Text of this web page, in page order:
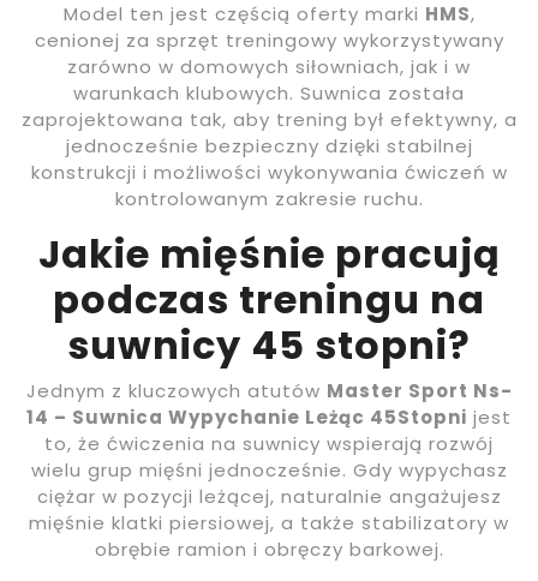
Model ten jest częścią oferty marki HMS,
cenionej za sprzęt treningowy wykorzystywany
zarówno w domowych siłowniach, jak i w
warunkach klubowych. Suwnica została
zaprojektowana tak, aby trening był efektywny, a
jednocześnie bezpieczny dzięki stabilnej
konstrukcji i możliwości wykonywania ćwiczeń w
kontrolowanym zakresie ruchu.
Jakie mięśnie pracują
podczas treningu na
suwnicy 45 stopni?
Jednym z kluczowych atutów Master Sport Ns-
14 – Suwnica Wypychanie Leżąc 45Stopni jest
to, że ćwiczenia na suwnicy wspierają rozwój
wielu grup mięśni jednocześnie. Gdy wypychasz
ciężar w pozycji leżącej, naturalnie angażujesz
mięśnie klatki piersiowej, a także stabilizatory w
obrębie ramion i obręczy barkowej.